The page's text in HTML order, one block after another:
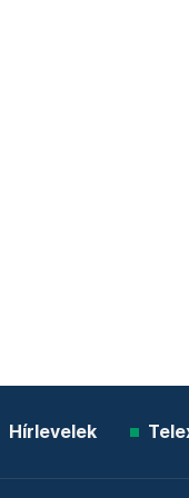
Hírlevelek